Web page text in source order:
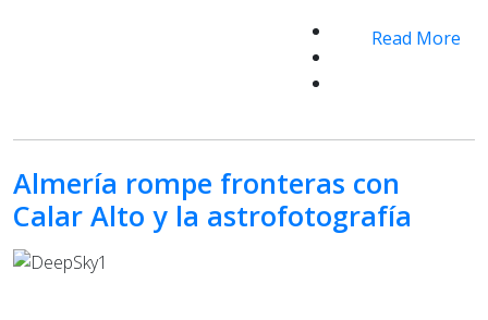
Read More
Almería rompe fronteras con
Calar Alto y la astrofotografía